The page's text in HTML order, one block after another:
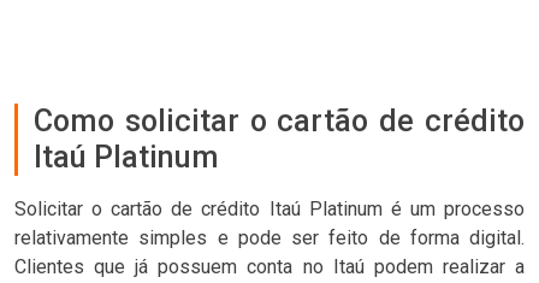
Como solicitar o cartão de crédito
Itaú Platinum
Solicitar o cartão de crédito Itaú Platinum é um processo
relativamente simples e pode ser feito de forma digital.
Clientes que já possuem conta no Itaú podem realizar a